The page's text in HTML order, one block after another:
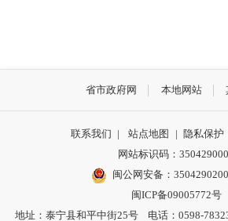
省市政府网 本地网站
联系我们 | 站点地图 | 隐私保护
网站标识码：
闽公网安备：
闽ICP备09005772号
地址：泰宁县和平中街25号 电话：0598-